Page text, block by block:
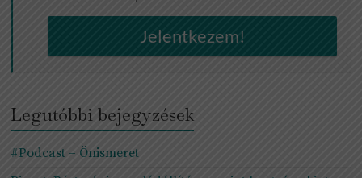
Jelentkezem!
Legutóbbi bejegyzések
#Podcast – Önismeret